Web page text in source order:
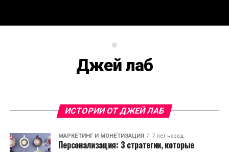
Джей лаб
ИСТОРИИ ОТ ДЖЕЙ ЛАБ
МАРКЕТИНГ И МОНЕТИЗАЦИЯ 7 лет назад
Персонализация: 3 стратегии, которые